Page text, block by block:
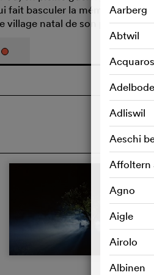
fait basculer la mémoire
village natal de son père,
Aarberg
Abtwil
Adliswil
Aeschi
Affoltern
Agno
Aigle
Airolo
Albinen